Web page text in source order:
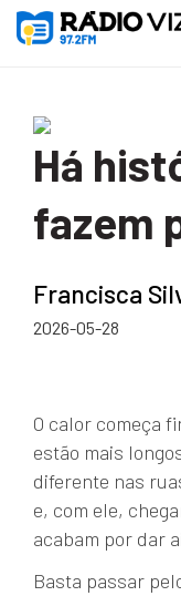
Há
fazem
Francisca
2026-05-28
O calor começa
estão mais
diferente nas
e, com ele,
acabam por dar
Basta passar